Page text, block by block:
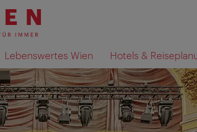
Lebenswertes Wien Hotels &
auf Karte anzeigen